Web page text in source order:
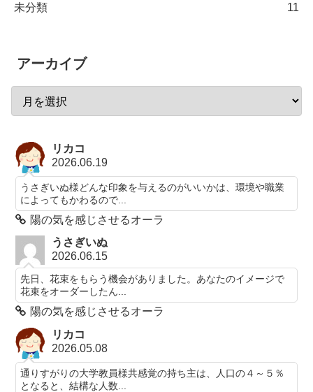
未分類 11
アーカイブ
リカコ
2026.06.19
うさぎいぬ様どんな印象を与えるのがいいかは、環境や職業
によってもかわるので...
陽の気を感じさせるオーラ
うさぎいぬ
2026.06.15
先日、花束をもらう機会がありました。あなたのイメージで
花束をオーダーしたん...
陽の気を感じさせるオーラ
リカコ
2026.05.08
通りすがりの大学教員様共感覚の持ち主は、人口の４～５％
となると、結構な人数...